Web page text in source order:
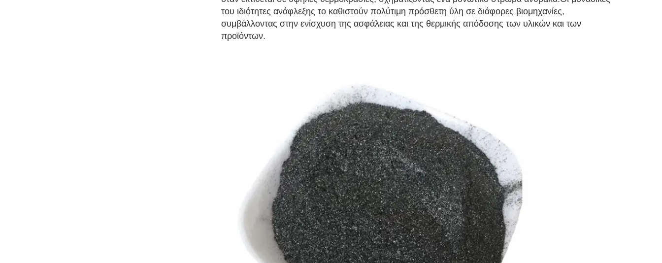
του ιδιότητες ανάφλεξης το καθιστούν πολύτιμη πρόσθετη ύλη σε διάφορες βιομηχανίες,
συμβάλλοντας στην ενίσχυση της ασφάλειας και της θερμικής απόδοσης των υλικών και των
προϊόντων.